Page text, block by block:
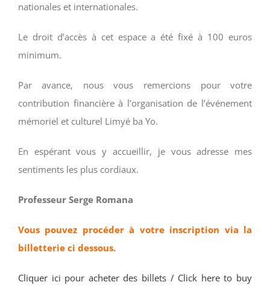
nationales et internationales.
Le droit d’accès à cet espace a été fixé à 100 euros
minimum.
Par avance, nous vous remercions pour votre
contribution financière à l’organisation de l’événement
mémoriel et culturel Limyé ba Yo.
En espérant vous y accueillir, je vous adresse mes
sentiments les plus cordiaux.
Professeur Serge Romana
Vous pouvez procéder à votre inscription via la
billetterie ci dessous.
Cliquer ici pour acheter des billets / Click here to buy